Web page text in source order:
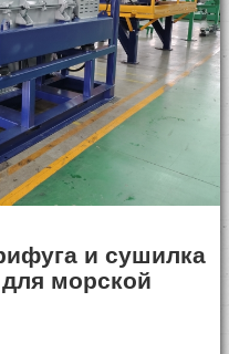
и сушилка
морской